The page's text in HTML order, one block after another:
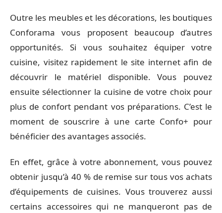
Outre les meubles et les décorations, les boutiques
Conforama vous proposent beaucoup d’autres
opportunités. Si vous souhaitez équiper votre
cuisine, visitez rapidement le site internet afin de
découvrir le matériel disponible. Vous pouvez
ensuite sélectionner la cuisine de votre choix pour
plus de confort pendant vos préparations. C’est le
moment de souscrire à une carte Confo+ pour
bénéficier des avantages associés.
En effet, grâce à votre abonnement, vous pouvez
obtenir jusqu’à 40 % de remise sur tous vos achats
d’équipements de cuisines. Vous trouverez aussi
certains accessoires qui ne manqueront pas de